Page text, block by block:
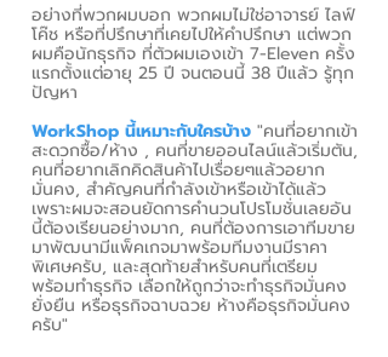
อย่างที่พวกผมบอก พวกผมไม่ใช่อาจารย์ ไลฟ์
โค๊ช หรือที่ปรึกษาที่เคยไปให้คำปรึกษา แต่พวก
ผมคือนักธุรกิจ ที่ตัวผมเองเข้า 7-Eleven ครั้ง
แรกตั้งแต่อายุ 25 ปี จนตอนนี้ 38 ปีแล้ว รู้ทุก
ปัญหา
WorkShop นี้เหมาะกับใครบ้าง "คนที่อยากเข้า
สะดวกซื้อ/ห้าง , คนที่ขายออนไลน์แล้วเริ่มตัน,
คนที่อยากเลิกคิดสินค้าไปเรื่อยๆแล้วอยาก
มั่นคง, สำคัญคนที่กำลังเข้าหรือเข้าได้แล้ว
เพราะผมจะสอนยัดการคำนวนโปรโมชั่นเลยอัน
นี้ต้องเรียนอย่างมาก, คนที่ต้องการเอาทีมขาย
มาพัฒนามีแพ็คเกจมาพร้อมทีมงานมีราคา
พิเศษครับ, และสุดท้ายสำหรับคนที่เตรียม
พร้อมทำธุรกิจ เลือกให้ถูกว่าจะทำธุรกิจมั่นคง
ยั่งยืน หรือธุรกิจฉาบฉวย ห้างคือธุรกิจมั่นคง
ครับ"